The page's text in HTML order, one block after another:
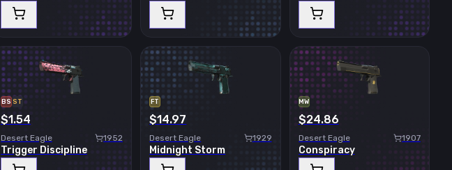
BS ST
$1.54
Desert Eagle 1952
Trigger Discipline
FT
$14.97
Desert Eagle 1929
Midnight Storm
MW
$24.86
Desert Eagle 1907
Conspiracy